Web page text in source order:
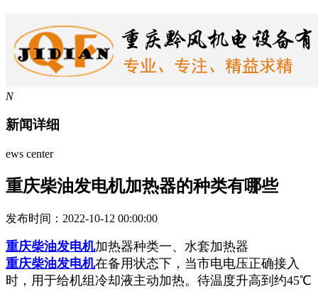
N
新闻详细
ews center
重庆柴油发电机加热器的种类有哪些
发布时间：2022-10-12 00:00:00
重庆柴油发电机加热器种类一、水套加热器
重庆柴油发电机在备用状态下，当市电电压正确接入
时，用于给机组冷却液主动加热。待温度升高到约45℃